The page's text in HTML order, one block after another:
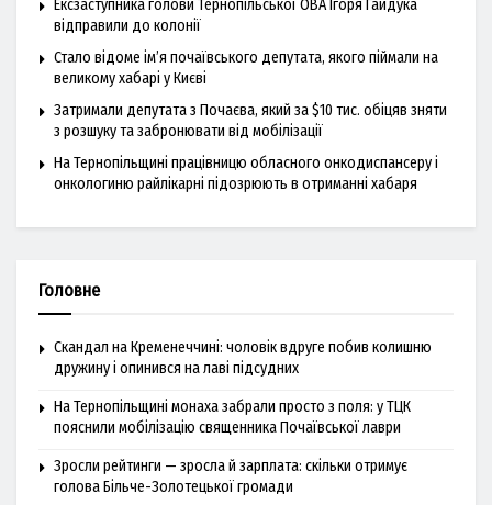
Ексзаступника голови Тернопільської ОВА Ігоря Гайдука
відправили до колонії
Стало відоме ім’я почаївського депутата, якого піймали на
великому хабарі у Києві
Затримали депутата з Почаєва, який за $10 тис. обіцяв зняти
з розшуку та забронювати від мобілізації
На Тернопільщині працівницю обласного онкодиспансеру і
онкологиню райлікарні підозрюють в отриманні хабаря
Головне
Скандал на Кременеччині: чоловік вдруге побив колишню
дружину і опинився на лаві підсудних
На Тернопільщині монаха забрали просто з поля: у ТЦК
пояснили мобілізацію священника Почаївської лаври
Зросли рейтинги — зросла й зарплата: скільки отримує
голова Більче-Золотецької громади